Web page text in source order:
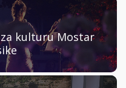
kulturu Mostar